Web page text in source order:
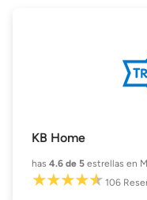
KB Home
has 4.6 de 5 estrellas en
106